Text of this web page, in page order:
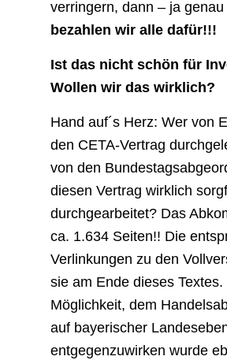
verringern, dann – ja genau
bezahlen wir alledafür!!!
Ist das nicht schön für
Wollen wir das wirklich?
Hand auf´s Herz: Wer von
den CETA-Vertrag
von den
diesen Vertrag wirklich
durchgearbeitet? Das
ca. 1.634 Seiten!! Die
Verlinkungen zu den
sie am Ende dieses Textes.
Möglichkeit, dem
auf bayerischer
entgegenzuwirken wurde